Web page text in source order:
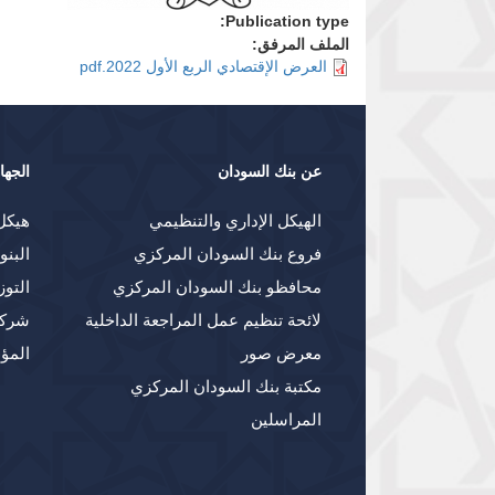
Publication type:
الملف المرفق:
العرض الإقتصادي الربع الأول 2022.pdf
عن بنك السودان
الهيكل الإداري والتنظيمي
فروع بنك السودان المركزي
محافظو بنك السودان المركزي
لائحة تنظيم عمل المراجعة الداخلية
معرض صور
مكتبة بنك السودان المركزي
المراسلين